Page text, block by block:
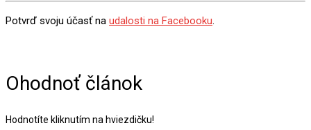
Potvrď svoju účasť na udalosti na Facebooku.
Ohodnoť článok
Hodnotíte kliknutím na hviezdičku!